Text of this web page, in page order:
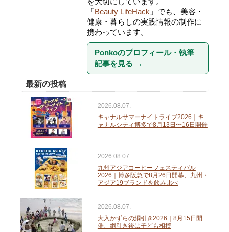
「Beauty LifeHack 」でも、美容・
健康・暮らしの実践情報の制作に
携わっています。
Ponkoのプロフィール・執筆
記事を見る →
最新の投稿
2026.08.07.
キャナルサマーナイトライブ2026｜キ
ャナルシティ博多で8月13日〜16日開催
2026.08.07.
九州アジアコーヒーフェスティバル
2026｜博多阪急で8月26日開幕、九州・
アジア19ブランドを飲み比べ
2026.08.07.
大入かずらの綱引き2026｜8月15日開
催、綱引き後は子ども相撲